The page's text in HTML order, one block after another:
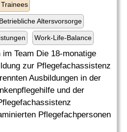
Betriebliche Altersvorsorge
Work-Life-Balance
Team Die 18-monatige
zur Pflegefachassistenz
Ausbildungen in der
und der
Pflegefachpersonen